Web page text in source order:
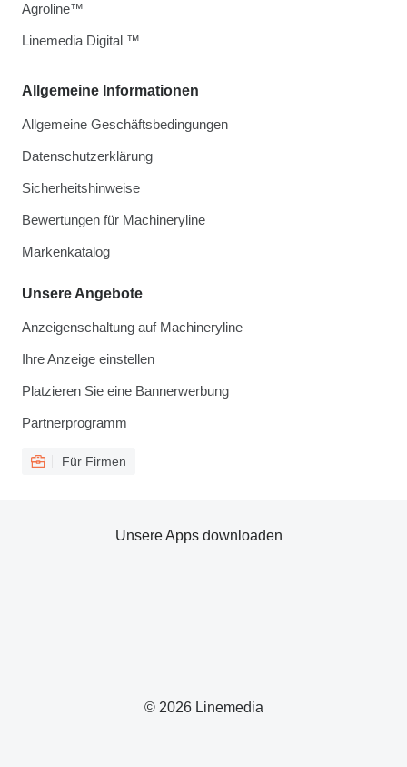
Allgemeine Informationen
Allgemeine Geschäftsbedingungen
Datenschutzerklärung
Sicherheitshinweise
Bewertungen für Machineryline
Markenkatalog
Unsere Angebote
Anzeigenschaltung auf Machineryline
Ihre Anzeige einstellen
Platzieren Sie eine Bannerwerbung
Partnerprogramm
Für Firmen
Agroline™
Linemedia Digital ™
© 2026 Linemedia
Unsere Apps downloaden